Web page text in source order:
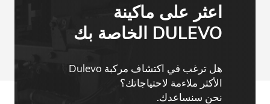
اعثر على ماكينة
DULEVO الخاصة بك
هل ترغب في اكتشاف مركبة Dulevo
الأكثر ملاءمة لاحتياجاتك؟
نحن سنساعدك.